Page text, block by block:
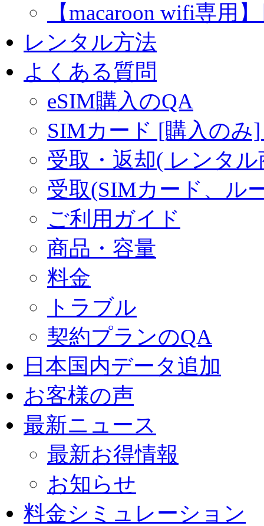
【macaroon wifi専用
レンタル方法
よくある質問
eSIM購入のQA
SIMカード [購入のみ
受取・返却( レンタ
受取(SIMカード、ル
ご利用ガイド
商品・容量
料金
トラブル
契約プランのQA
日本国内データ追加
お客様の声
最新ニュース
最新お得情報
お知らせ
料金シミュレーション